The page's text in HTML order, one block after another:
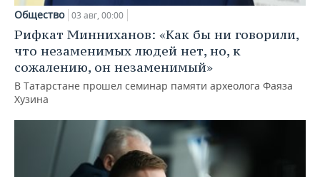
Общество 03 авг, 00:00
Рифкат Минниханов: «Как бы ни говорили,
что незаменимых людей нет, но, к
сожалению, он незаменимый»
В Татарстане прошел семинар памяти археолога Фаяза
Хузина